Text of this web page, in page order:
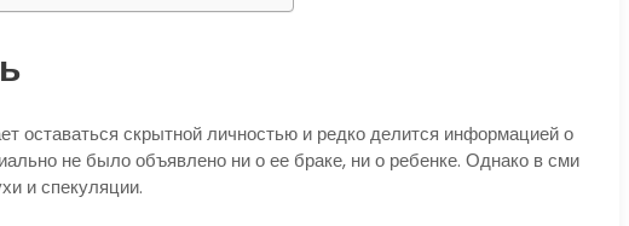
оставаться скрытной личностью и редко делится информацией о
не было объявлено ни о ее браке, ни о ребенке. Однако в сми
и спекуляции.